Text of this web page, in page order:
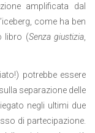
amplificata dal
come ha ben
libro (Senza giustizia
potrebbe essere
separazione delle
negli ultimi due
di partecipazione.